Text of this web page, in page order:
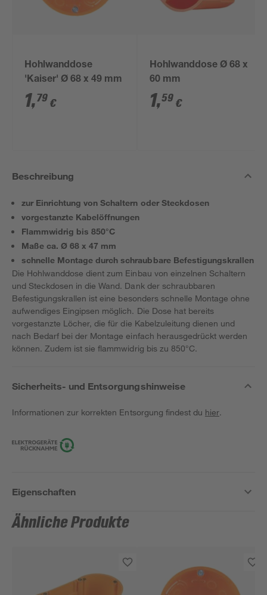
Hohlwanddose
'Kaiser' Ø 68 x 49 mm
1,79 €
Hohlwanddose Ø 68 x
60 mm
1,59 €
Beschreibung
zur Einrichtung von Schaltern oder Steckdosen
vorgestanzte Kabelöffnungen
Flammwidrig bis 850°C
Maße ca. Ø 68 x 47 mm
schnelle Montage durch schraubbare Befestigungskrallen
Die Hohlwanddose dient zum Einbau von einzelnen Schaltern
und Steckdosen in die Wand. Dank der schraubbaren
Befestigungskrallen ist eine besonders schnelle Montage ohne
aufwendiges Eingipsen möglich. Die Dose hat bereits
vorgestanzte Löcher, die für die Kabelzuleitung dienen und
nach Bedarf bei der Montage einfach herausgedrückt werden
können. Zudem ist sie flammwidrig bis zu 850°C.
Sicherheits- und Entsorgungshinweise
Informationen zur korrekten Entsorgung findest du hier.
Eigenschaften
Ähnliche Produkte